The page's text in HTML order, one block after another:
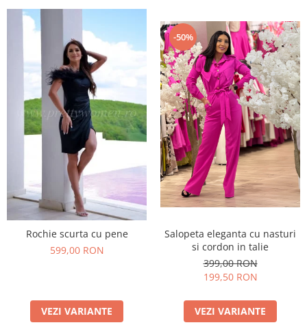
Rochie scurta cu pene
599,00 RON
VEZI VARIANTE
-50%
Salopeta eleganta cu nasturi
si cordon in talie
399,00 RON
199,50 RON
VEZI VARIANTE